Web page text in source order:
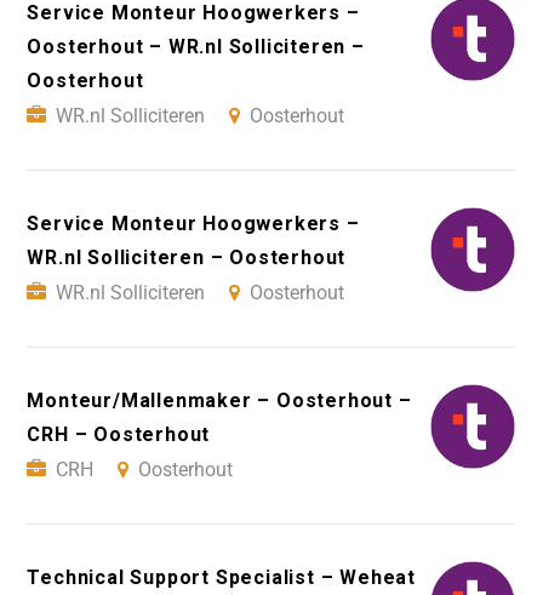
Service Monteur Hoogwerkers –
Oosterhout – WR.nl Solliciteren –
Oosterhout
WR.nl Solliciteren
Oosterhout
Service Monteur Hoogwerkers –
WR.nl Solliciteren – Oosterhout
WR.nl Solliciteren
Oosterhout
Monteur/Mallenmaker – Oosterhout –
CRH – Oosterhout
CRH
Oosterhout
Technical Support Specialist – Weheat